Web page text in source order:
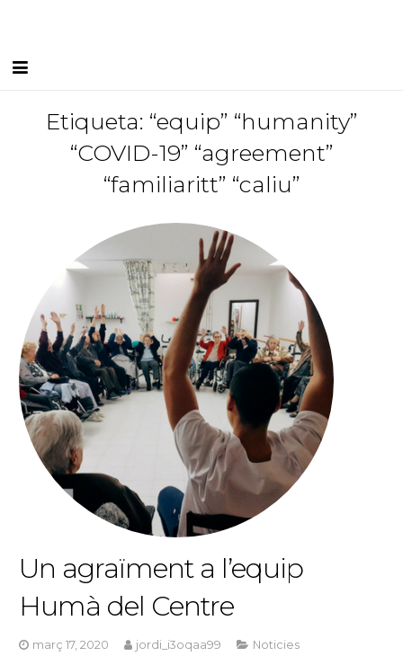
Equip Humà
I FEEL CGLleida
Contacte
Borsa de treball
Etiqueta: “equip” “humanity”
“COVID-19” “agreement”
“familiaritt” “caliu”
Un agraïment a l’equip
Humà del Centre
març 17, 2020 jordi_i3oqaa99
Noticies